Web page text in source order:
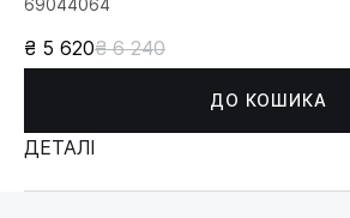
69044064
₴ 5 620₴ 6 240
ДО КОШИКА
ДЕТАЛІ